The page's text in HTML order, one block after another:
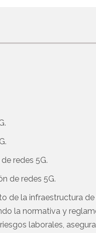
redes 5G.
de redes 5G.
de la infraestructura de
la normativa y
laborales,